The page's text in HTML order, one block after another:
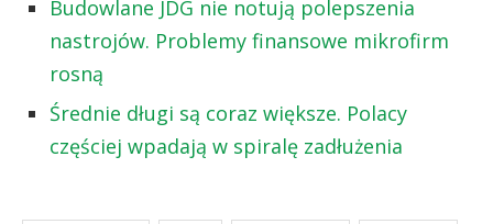
Budowlane JDG nie notują polepszenia
nastrojów. Problemy finansowe mikrofirm
rosną
Średnie długi są coraz większe. Polacy
częściej wpadają w spiralę zadłużenia